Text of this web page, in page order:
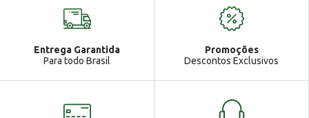
Entrega Garantida
Para todo Brasil
Promoções
Descontos Exclusivos
Ga Atendimento
Gabrielle